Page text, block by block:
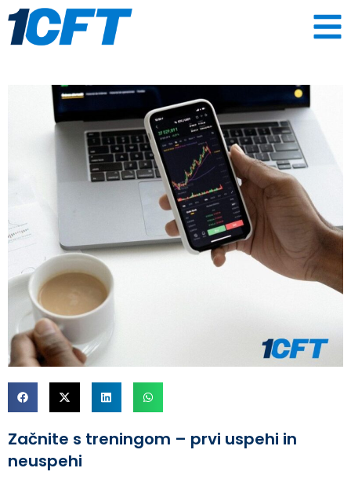
Začnite s treningom – prvi uspehi in
neuspehi